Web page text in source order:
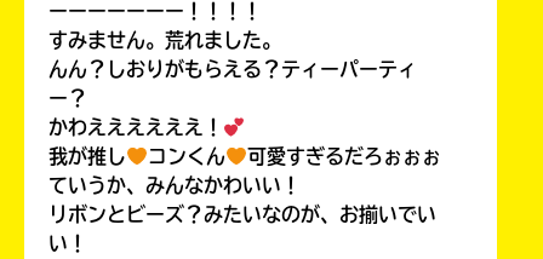
ーーーーーーー！！！！
すみません。荒れました。
んん？しおりがもらえる？ティーパーティ
ー？
かわええええええ！
我が推し
コンくん
可愛すぎるだろぉぉぉ
ていうか、みんなかわいい！
リボンとビーズ？みたいなのが、お揃いでい
い！